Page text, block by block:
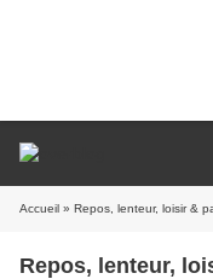
Accueil » Repos, lenteur, loisir & paresse, au
Repos, lenteur,